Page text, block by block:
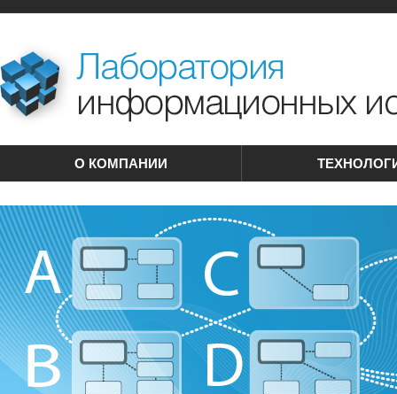
О КОМПАНИИ